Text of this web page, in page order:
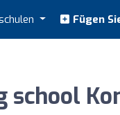
Fügen
school